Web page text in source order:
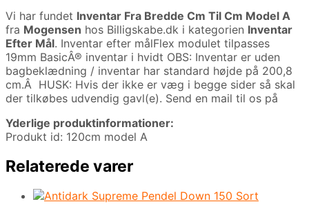
Vi har fundet Inventar Fra Bredde Cm Til Cm Model A
fra Mogensen hos Billigskabe.dk i kategorien Inventar
Efter Mål. Inventar efter målFlex modulet tilpasses
19mm BasicÂ® inventar i hvidt OBS: Inventar er uden
bagbeklædning / inventar har standard højde på 200,8
cm.Â HUSK: Hvis der ikke er væg i begge sider så skal
der tilkøbes udvendig gavl(e). Send en mail til os på
Yderlige produktinformationer:
Produkt id: 120cm model A
Relaterede varer